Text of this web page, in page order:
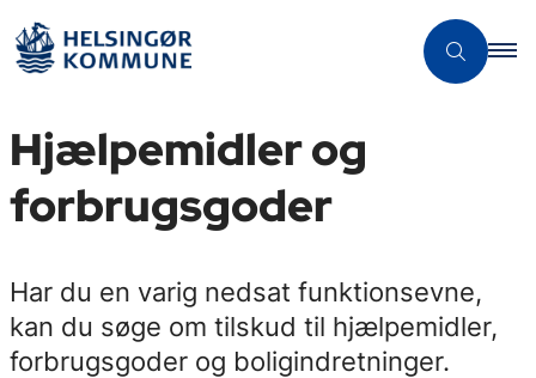
Hjælpemidler og
forbrugsgoder
Har du en varig nedsat funktionsevne,
kan du søge om tilskud til hjælpemidler,
forbrugsgoder og boligindretninger.